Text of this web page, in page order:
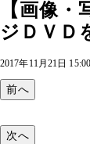
【画像
ジＤＶＤ
2017年11月21日
前へ
次へ